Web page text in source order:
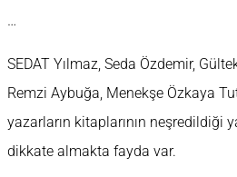
…
SEDAT Yılmaz, Seda Özdemir,
Remzi Aybuğa, Menekşe Özkaya
yazarların kitaplarının neşredildiği
dikkate almakta fayda var.